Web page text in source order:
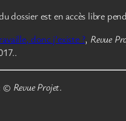
dossier est en accès libre
donc j’existe ?, Revue
© Revue Projet.